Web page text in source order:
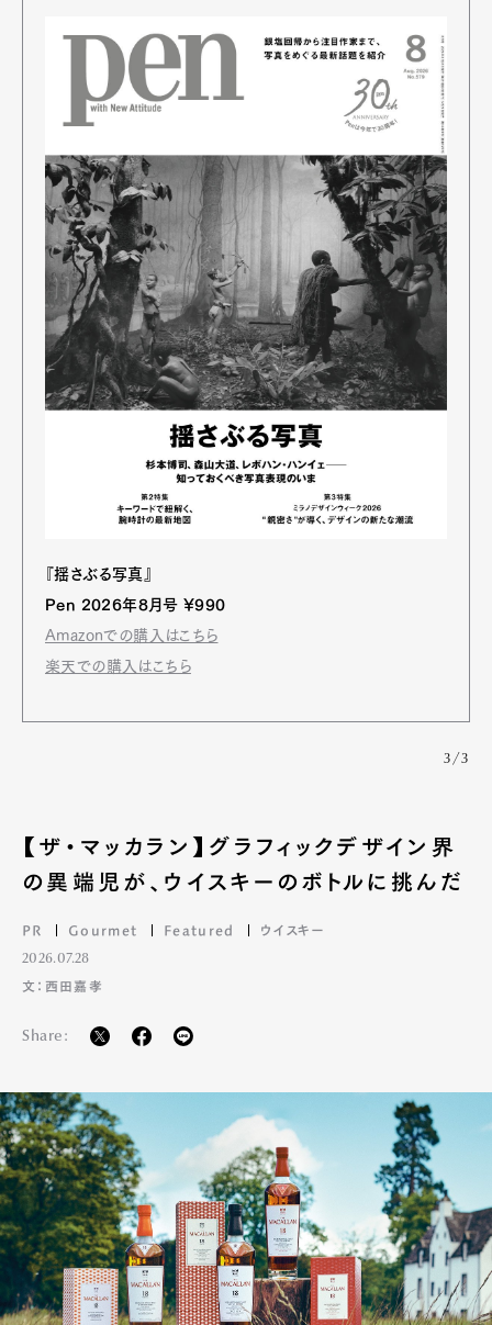
『揺さぶる写真』
Pen 2026年8月号 ¥990
Amazonでの購入はこちら
楽天での購入はこちら
3/3
【ザ・マッカラン】グラフィックデザイン界
の異端児が、ウイスキーのボトルに挑んだ
PR Gourmet Featured ウイスキー
2026.07.28
文：西田嘉孝
Share: